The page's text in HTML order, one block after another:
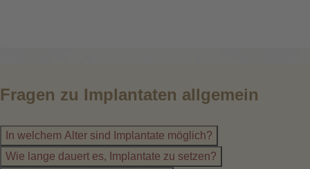
Fragen zu Implantaten allgemein
In welchem Alter sind Implantate möglich?
Wie lange dauert es, Implantate zu setzen?